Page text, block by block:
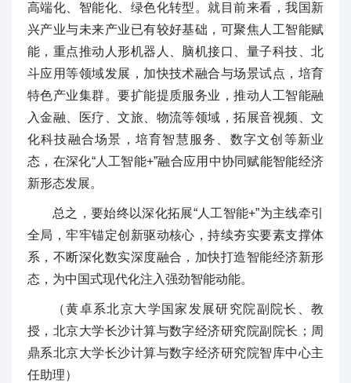
高端化、智能化、绿色化转型。就目前来看，我国新
兴产业与未来产业已有较好基础，可聚焦人工智能赋
能，重点推动人形机器人、脑机接口、量子科技、北
斗应用等领域发展，加快技术融合与场景试点，培育
特色产业集群。要扩能提质服务业，推动人工智能融
入金融、医疗、文旅、物流等领域，拓展音视频、文
化科技融合场景，培育智慧服务、数字文创等新业
态，在深化“人工智能+”融合应用中协同赋能智能经济
新形态发展。
总之，要始终以深化拓展“人工智能+”为主线牵引
全局，牢牢锚定创新驱动核心，持续夯实要素支撑体
系，不断深化数实深度融合，加快打造智能经济新形
态，为中国式现代化注入强劲智能动能。
（黄卓系北京大学国家发展研究院副院长、教
授，北京大学长沙计算与数字经济研究院副院长；周
鼎系北京大学长沙计算与数字经济研究院智库中心主
任助理）